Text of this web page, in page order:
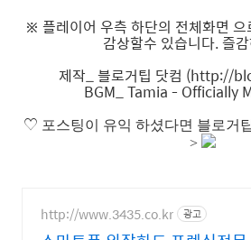
※ 플레이어 우측 하단의 전체화면
감상할수 있습니다. 즐
제작_ 블로거팁 닷컴 (http://
BGM_ Tamia - Officially
♡ 포스팅이 유익 하셨다면 블로거
>
http://www.3435.co.kr 광고